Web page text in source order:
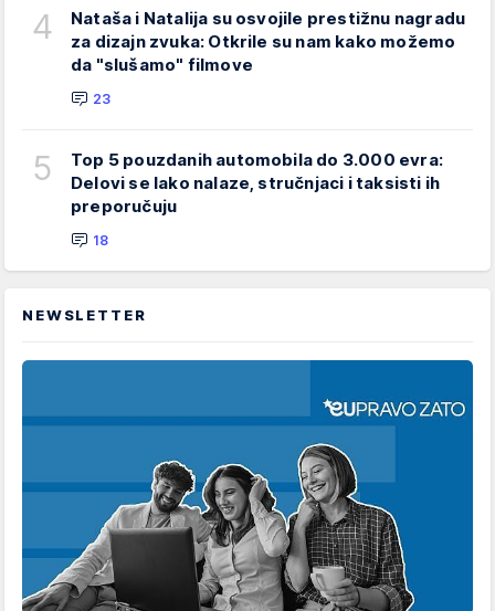
4
Nataša i Natalija su osvojile prestižnu nagradu
za dizajn zvuka: Otkrile su nam kako možemo
da "slušamo" filmove
23
5
Top 5 pouzdanih automobila do 3.000 evra:
Delovi se lako nalaze, stručnjaci i taksisti ih
preporučuju
18
NEWSLETTER